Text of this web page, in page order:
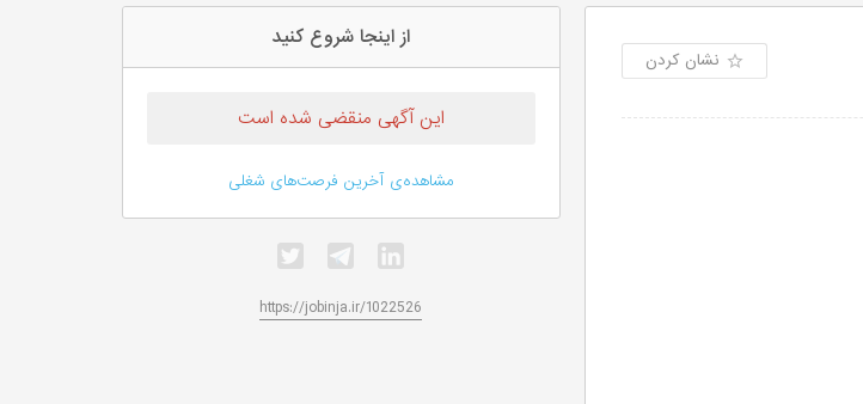
نشان کردن
از اینجا شروع کنید
این آگهی منقضی شده است
مشاهده‌ی آخرین فرصت‌های شغلی
https://jobinja.ir/1022526